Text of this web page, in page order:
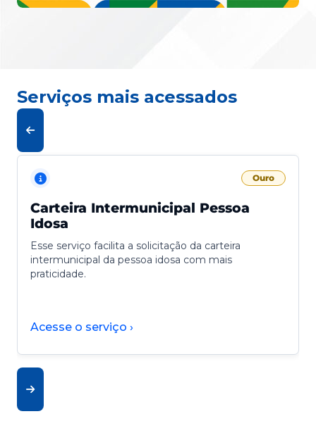
Serviços mais acessados
Ouro
Carteira Intermunicipal Pessoa
Idosa
Esse serviço facilita a solicitação da carteira
intermunicipal da pessoa idosa com mais
praticidade.
Acesse o serviço ›